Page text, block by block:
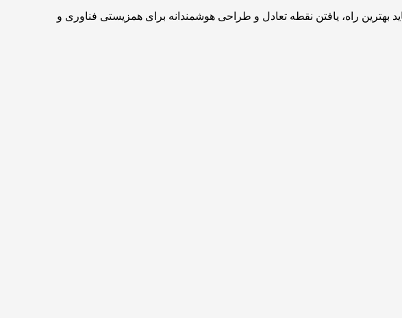
بهترین راه، یافتن نقطه تعادل و طراحی هوشمندانه برای همزیستی فناوری و